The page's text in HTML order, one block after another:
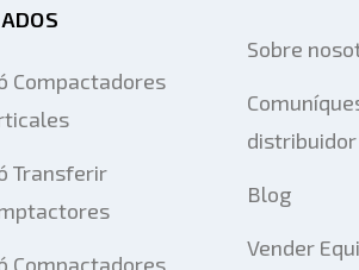
Compactadores
Transferir
Compactadores
Sobre
Blog
Vender